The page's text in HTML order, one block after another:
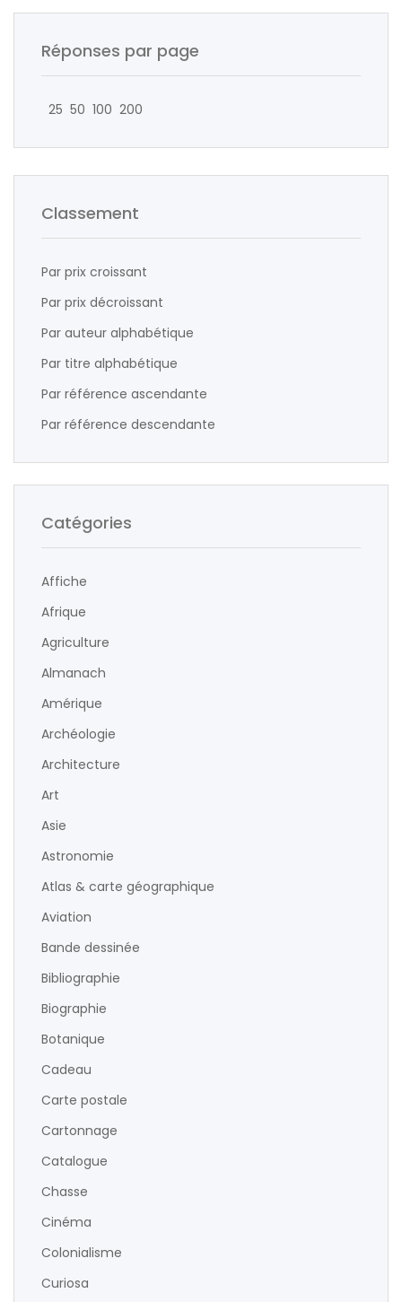
Réponses par page
25 50 100 200
Classement
Par prix croissant
Par prix décroissant
Par auteur alphabétique
Par titre alphabétique
Par référence ascendante
Par référence descendante
Catégories
Affiche
Afrique
Agriculture
Almanach
Amérique
Archéologie
Architecture
Art
Asie
Astronomie
Atlas & carte géographique
Aviation
Bande dessinée
Bibliographie
Biographie
Botanique
Cadeau
Carte postale
Cartonnage
Catalogue
Chasse
Cinéma
Colonialisme
Curiosa